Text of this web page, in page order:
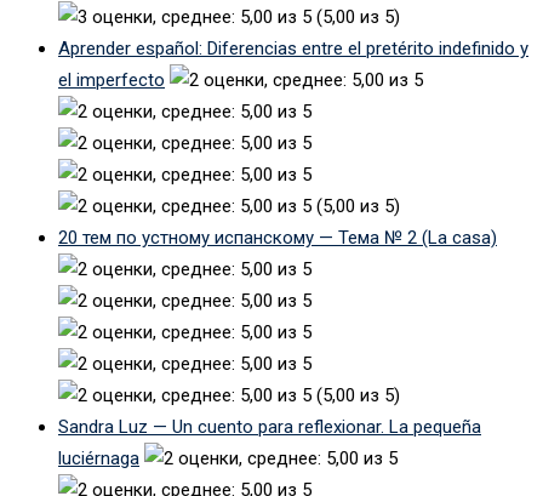
(5,00 из 5)
Aprender español: Diferencias entre el pretérito indefinido y
el imperfecto
(5,00 из 5)
20 тем по устному испанскому — Тема № 2 (La casa)
(5,00 из 5)
Sandra Luz — Un cuento para reflexionar. La pequeña
luciérnaga